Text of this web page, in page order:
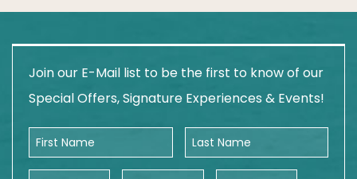
Join our E-Mail list to be the first to know of our
Special Offers, Signature Experiences & Events!
First Name Last Name